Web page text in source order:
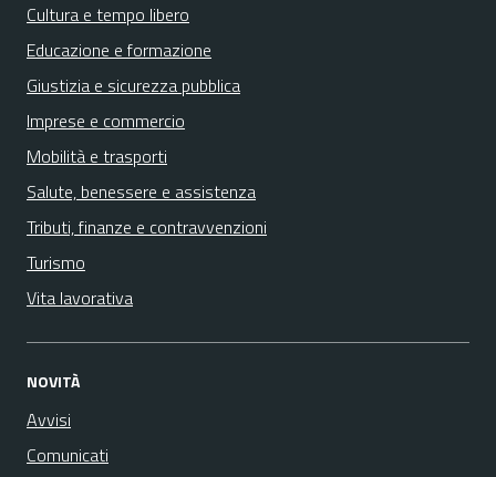
Cultura e tempo libero
Educazione e formazione
Giustizia e sicurezza pubblica
Imprese e commercio
Mobilità e trasporti
Salute, benessere e assistenza
Tributi, finanze e contravvenzioni
Turismo
Vita lavorativa
NOVITÀ
Avvisi
Comunicati